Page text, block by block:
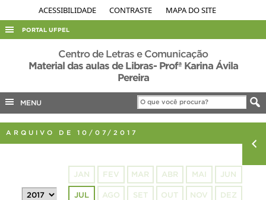
ACESSIBILIDADE CONTRASTE MAPA DO SITE
PORTAL UFPEL
ACESSO À INFORMAÇÃO
AUDITORIA
EDITAIS
PORTARIAS
Centro de Letras e Comunicação
Material das aulas de Libras- Profª Karina Ávila
Pereira
MENU
ARQUIVO DE 10/07/2017
JAN FEV MAR ABR MAI JUN
JUL AGO SET OUT NOV DEZ